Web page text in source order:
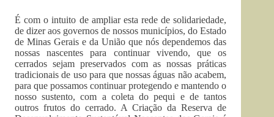
É com o intuito de ampliar esta rede de solidariedade,
de dizer aos governos de nossos municípios, do Estado
de Minas Gerais e da União que nós dependemos das
nossas nascentes para continuar vivendo, que os
cerrados sejam preservados com as nossas práticas
tradicionais de uso para que nossas águas não acabem,
para que possamos continuar protegendo e mantendo o
nosso sustento, com a coleta do pequi e de tantos
outros frutos do cerrado. A Criação da Reserva de